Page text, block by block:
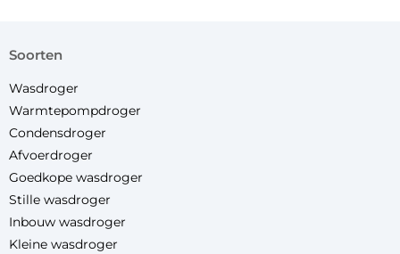
soorten
Wasdroger
Warmtepompdroger
Condensdroger
Afvoerdroger
Goedkope wasdroger
Stille wasdroger
Inbouw wasdroger
Kleine wasdroger